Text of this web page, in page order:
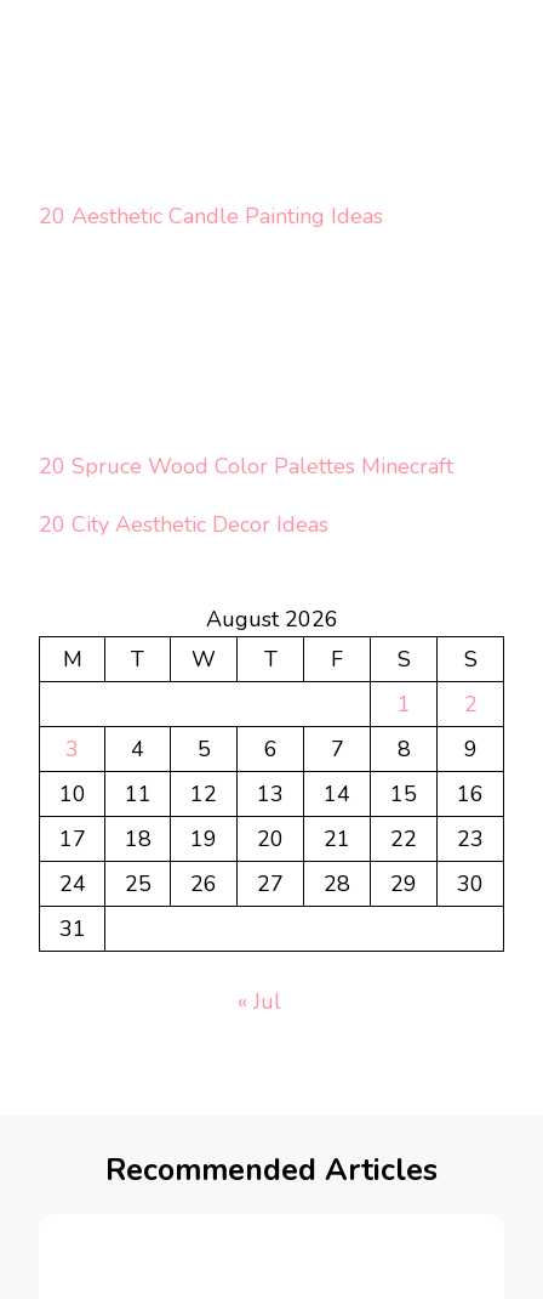
20 Aesthetic Candle Painting Ideas
20 Spruce Wood Color Palettes Minecraft
20 City Aesthetic Decor Ideas
August 2026
M
T W T F S
S
1
2
3
4 5 6 7 8
9
10
11 12 13 14 15
16
17
18 19 20 21 22
23
24
25 26 27 28 29
30
31
« Jul
Recommended Articles